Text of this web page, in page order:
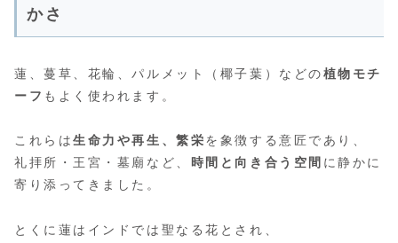
かさ
蓮、蔓草、花輪、パルメット（椰子葉）などの植物モチ
ーフ もよく使われます。
これらは生命力や再生、繁栄を象徴する意匠であり、
礼拝所・王宮・墓廟など、 時間と向き合う空間 に静かに
寄り添ってきました。
とくに蓮はインドでは聖なる花とされ、